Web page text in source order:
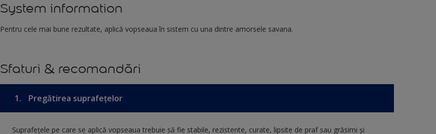
System information
Pentru cele mai bune rezultate, aplică vopseaua în sistem cu una dintre amorsele savana.
Sfaturi & recomandări
1. Pregătirea suprafețelor
Suprafeţele pe care se aplică vopseaua trebuie să fie stabile, rezistente, curate, lipsite de praf sau grăsimi și